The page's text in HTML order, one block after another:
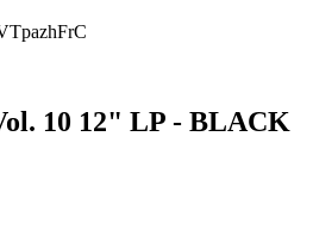
10 12" LP - BLACK